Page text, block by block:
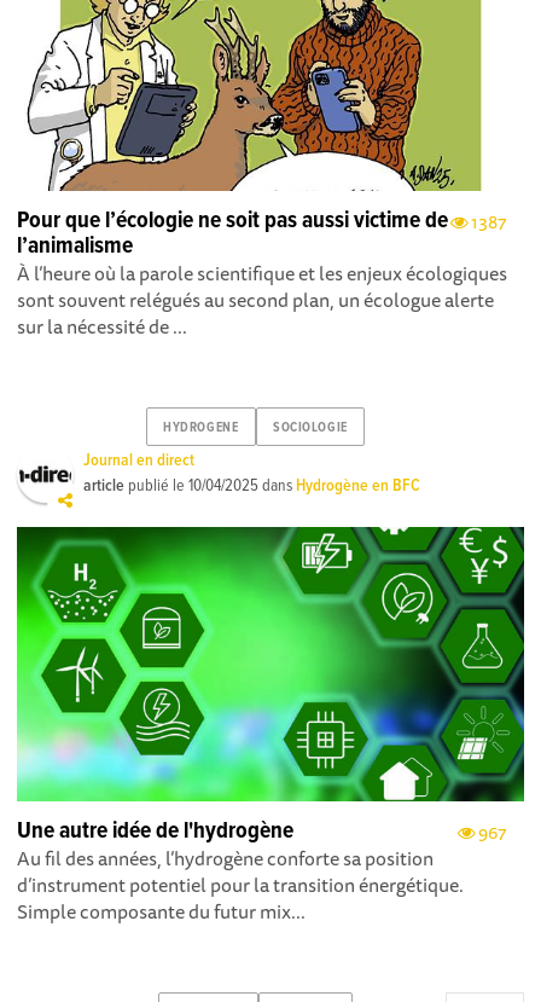
1387
Pour que l’écologie ne soit pas aussi victime de
l’animalisme
À l’heure où la parole scientifique et les enjeux écologiques
sont souvent relégués au second plan, un écologue alerte
sur la nécessité de ...
HYDROGENE SOCIOLOGIE
Journal en direct
article publié le10/04/2025dansHydrogène en BFC
967
Une autre idée de l'hydrogène
Au fil des années, l’hydrogène conforte sa position
d’instrument potentiel pour la transition énergétique.
Simple composante du futur mix...